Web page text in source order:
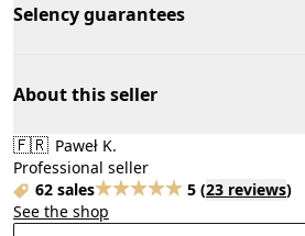
Selency guarantees
About this seller
🇫🇷 Paweł K.
Professional seller
62 sales
5 (23 reviews)
See the shop